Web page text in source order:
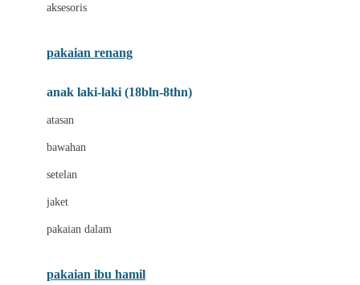
Bugaboo
C
Cottonseeds
aksesoris
pakaian renang
anak laki-laki (18bln-8thn)
atasan
bawahan
setelan
jaket
pakaian dalam
pakaian ibu hamil